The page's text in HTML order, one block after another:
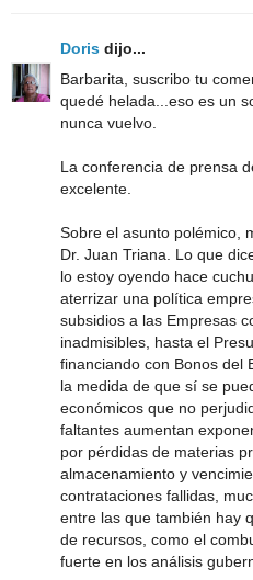
Doris dijo...
Barbarita, suscribo tu
quedé helada...eso es un
nunca vuelvo.
La conferencia de prensa
excelente.
Sobre el asunto polémico,
Dr. Juan Triana. Lo que
lo estoy oyendo hace
aterrizar una política
subsidios a las Empresas
inadmisibles, hasta el
financiando con Bonos del
la medida de que sí se
económicos que no
faltantes aumentan
por pérdidas de materias
almacenamiento y
contrataciones fallidas,
entre las que también hay
de recursos, como el
fuerte en los análisis